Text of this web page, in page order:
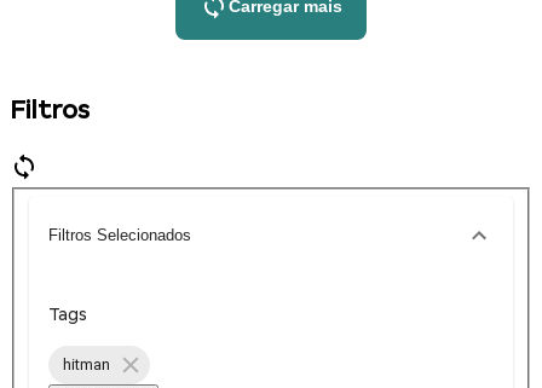
Carregar mais
Filtros
Filtros Selecionados
Tags
hitman